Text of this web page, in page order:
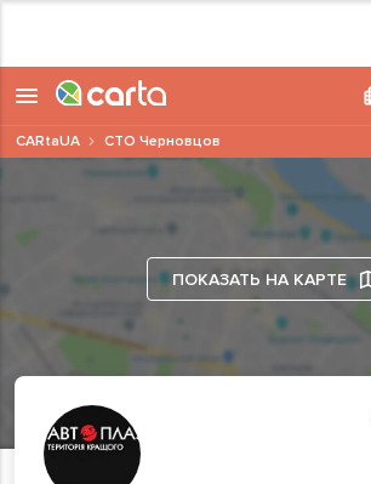
ПОКАЗАТЬ НА КАРТЕ
CARtaUA СТО Черновцов